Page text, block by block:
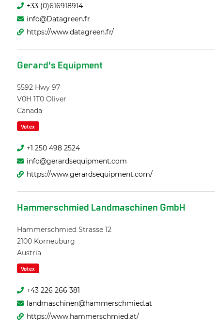
+33 (0)616918914
info@Datagreen.fr
https://www.datagreen.fr/
Gerard's Equipment
5592 Hwy 97
V0H 1T0 Oliver
Canada
Votex
+1 250 498 2524
info@gerardsequipment.com
https://www.gerardsequipment.com/
Hammerschmied Landmaschinen GmbH
Hammerschmied Strasse 12
2100 Korneuburg
Austria
Votex
+43 226 266 381
landmaschinen@hammerschmied.at
https://www.hammerschmied.at/